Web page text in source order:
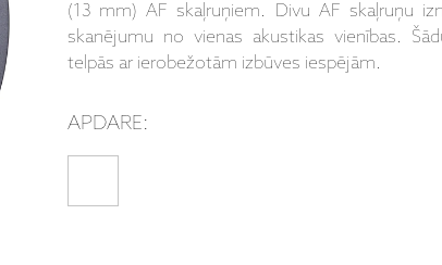
(13 mm) AF skaļruņiem. Divu AF skaļruņu
skanējumu no vienas akustikas vienības.
telpās ar ierobežotām izbūves iespējām.
APDARE: